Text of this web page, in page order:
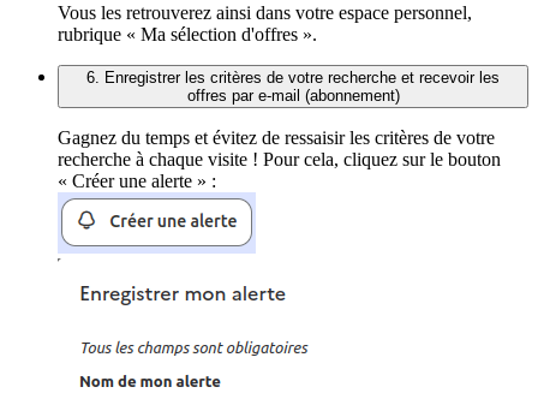
Vous les retrouverez ainsi dans votre espace personnel,
rubrique « Ma sélection d'offres ».
6. Enregistrer les critères de votre recherche et recevoir les
offres par e-mail (abonnement)
Gagnez du temps et évitez de ressaisir les critères de votre
recherche à chaque visite ! Pour cela, cliquez sur le bouton
« Créer une alerte » :